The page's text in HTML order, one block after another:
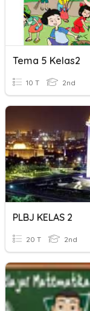
Tema 5 Kelas2
10 T 2nd
PLBJ KELAS 2
20 T 2nd